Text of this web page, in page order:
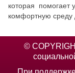
которая помогает
комфортную среду
©